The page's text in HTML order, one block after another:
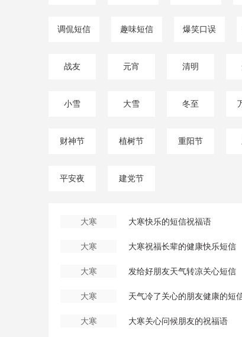
调侃短信 趣味短信 爆笑口误
战友 元宵 清明
小雪 大雪 冬至
财神节 植树节 重阳节
平安夜 建党节
大寒 大寒快乐的短信祝福语
大寒 大寒祝福长辈的健康快乐短信
大寒 发给好朋友天气转凉关心短信
大寒 天气冷了关心的朋友健康的短
大寒 大寒关心问候朋友的祝福语